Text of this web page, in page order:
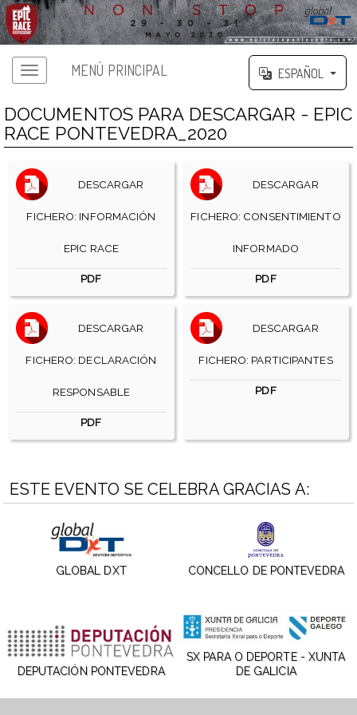
MENÚ PRINCIPAL ESPAÑOL
DOCUMENTOS PARA DESCARGAR - EPIC
RACE PONTEVEDRA_2020
DESCARGAR
FICHERO: INFORMACIÓN
EPIC RACE
PDF
DESCARGAR
FICHERO: CONSENTIMIENTO
INFORMADO
PDF
DESCARGAR
FICHERO: DECLARACIÓN
RESPONSABLE
PDF
DESCARGAR
FICHERO: PARTICIPANTES
PDF
ESTE EVENTO SE CELEBRA GRACIAS A:
GLOBAL DXT CONCELLO DE PONTEVEDRA
DEPUTACIÓN PONTEVEDRA
SX PARA O DEPORTE - XUNTA
DE GALICIA